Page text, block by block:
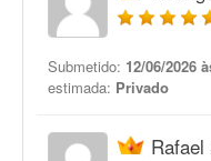
Submetido: 12/06/2026
estimada: Privado
Rafael